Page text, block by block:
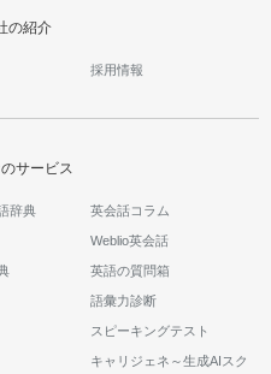
の紹介
採用情報
サービス
辞典 英会話コラム
Weblio英会話
英語の質問箱
語彙力診断
スピーキングテスト
キャリジェネ～生成AIスク